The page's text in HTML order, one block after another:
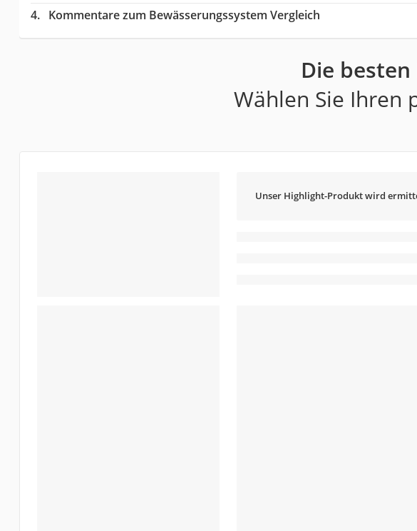
Kommentare zum Bewässerungssystem Vergleich
Die
Wählen Sie Ihren
Unser Highlight-Produkt wird